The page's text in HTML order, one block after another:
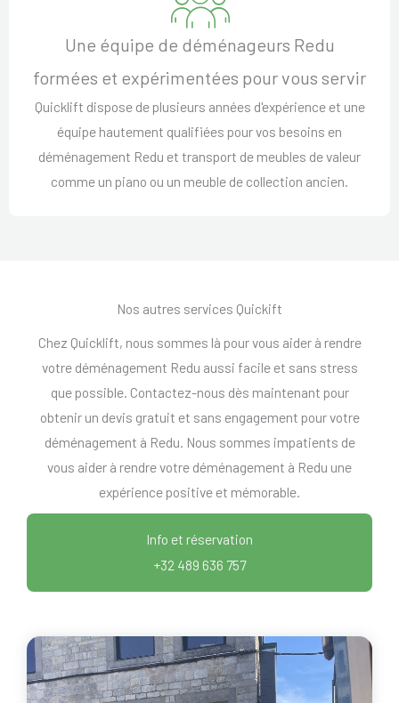
Une équipe de déménageurs Redu
formées et expérimentées pour vous servir
Quicklift dispose de plusieurs années d'expérience et une
équipe hautement qualifiées pour vos besoins en
déménagement Redu et transport de meubles de valeur
comme un piano ou un meuble de collection ancien.
Nos autres services Quickift
Chez Quicklift, nous sommes là pour vous aider à rendre
votre déménagement Redu aussi facile et sans stress
que possible. Contactez-nous dès maintenant pour
obtenir un devis gratuit et sans engagement pour votre
déménagement à Redu. Nous sommes impatients de
vous aider à rendre votre déménagement à Redu une
expérience positive et mémorable.
Info et réservation
+32 489 636 757